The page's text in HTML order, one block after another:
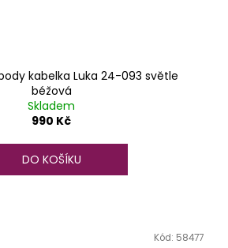
kabelka Luka 24-093 světle
béžová
Skladem
990 Kč
DO KOŠÍKU
Kód: 58477